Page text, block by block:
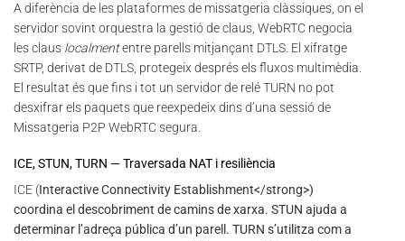
A diferència de les plataformes de missatgeria clàssiques, on el
servidor sovint orquestra la gestió de claus, WebRTC negocia
les claus localmententre parells mitjançant DTLS. El xifratge
SRTP, derivat de DTLS, protegeix després els fluxos multimèdia.
El resultat és que fins i tot un servidor de relé TURN no pot
desxifrar els paquets que reexpedeix dins d’una sessió de
Missatgeria P2P WebRTC segura.
ICE, STUN, TURN — Traversada NAT i resiliència
ICE (Interactive Connectivity Establishment</strong>)
coordina el descobriment de camins de xarxa. STUN ajuda a
determinar l’adreça pública d’un parell. TURN s’utilitza com a